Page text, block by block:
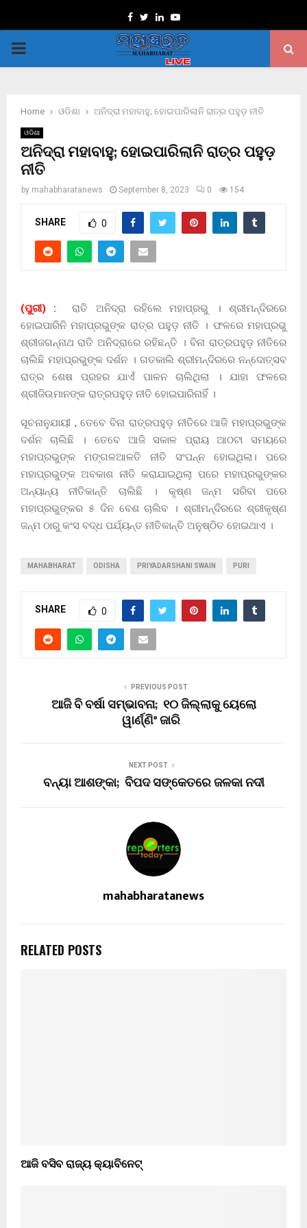
Facebook
TwitterLinkedinYoutube
PRIMARY
Home ଓଡିଶା ଅନିଦ୍ରା ମହାବାହୁ; ହୋଇପାରିଲାନି ରାତ୍ର ପହୁଡ଼ ନୀତି
ଓଡିଶା
ଅନିଦ୍ରା ମହାବାହୁ; ହୋଇପାରିଲାନି ରାତ୍ର ପହୁଡ଼
ନୀତି
by mahabharatanews September 8, 2023 0 154
SHARE 0
(ପୁରୀ) :
ରାତି ଅନିଦ୍ରା ରହିଲେ ମହାପ୍ରଭୁ । ଶ୍ରୀମନ୍ଦିରରେ
ହୋଇପାରିନି ମହାପ୍ରଭୁଙ୍କ ରାତ୍ର ପହୁଡ଼ ନୀତି । ଫଳରେ ମହାପ୍ରଭୁ
ଶ୍ରୀଜଗନ୍ନାଥ ରାତି ଅନିଦ୍ରାରେ ରହିଛନ୍ତି । ବିନା ରାତ୍ରପହୁଡ଼ ନୀତିରେ
ଚାଲିଛି ମହାପ୍ରଭୁଙ୍କ ଦର୍ଶନ । ଗତକାଲି ଶ୍ରୀମନ୍ଦିରରେ ନନ୍ଦୋତ୍ସବ
ରାତ୍ର ଶେଷ ପ୍ରହର ଯାଏଁ ପାଳନ ଚାଲିଥିଲା । ଯାହା ଫଳରେ
ଶ୍ରୀଜିଉମାନଙ୍କ ରାତ୍ରପହୁଡ଼ ନୀତି ହୋଇପାରିନାହିଁ ।
ସୂଚନାନୁଯାୟୀ , ତେବେ ବିନା ରାତ୍ରପହୁଡ଼ ନୀତିରେ ଆଜି ମହାପ୍ରଭୁଙ୍କ
ଦର୍ଶନ ଚାଲିଛି । ତେବେ ଆଜି ସକାଳ ପ୍ରାୟ ଆଠଟା ସମୟରେ
ମହାପ୍ରଭୁଙ୍କ ମଙ୍ଗଳଆଳତି ନୀତି ସଂପନ୍ନ ହୋଇଥିଲା। ପରେ
ମହାପ୍ରଭୁଙ୍କ ଅବକାଶ ନୀତି କରାଯାଇଥିଲା଼ ପରେ ମହାପ୍ରଭୁଙ୍କର
ଅନ୍ୟାନ୍ୟ ନୀତିକାନ୍ତି ଚାଲିଛି । କୃଷ୍ଣ ଜନ୍ମ ସରିବା ପରେ
ମହାପ୍ରଭୁଙ୍କର ୫ ଦିନ ବେଶ ଚାଲିବ । ଶ୍ରୀମନ୍ଦିରରେ ଶ୍ରୀକୃଷ୍ଣ
ଜନ୍ମ ଠାରୁ କଂସ ବଦ୍ଧ ପର୍ଯ୍ୟନ୍ତ ନୀତିକାନ୍ତି ଅନୁଷ୍ଠିତ ହୋଇଥାଏ ।
MAHABHARAT ODISHA PRIYADARSHANI SWAIN PURI
SHARE 0
PREVIOUS POST
ଆଜି ବି ବର୍ଷା ସମ୍ଭାବନା; ୧୦ ଜିଲ୍ଲାକୁ ୟେଲୋ
ୱାର୍ଣ୍ଣିଂ ଜାରି
NEXT POST
ବନ୍ୟା ଆଶଙ୍କା; ବିପଦ ସଙ୍କେତରେ ଜଳକା ନଦୀ
mahabharatanews
RELATED POSTS
ଆଜି ବସିବ ରାଜ୍ୟ କ୍ୟାବିନେଟ୍